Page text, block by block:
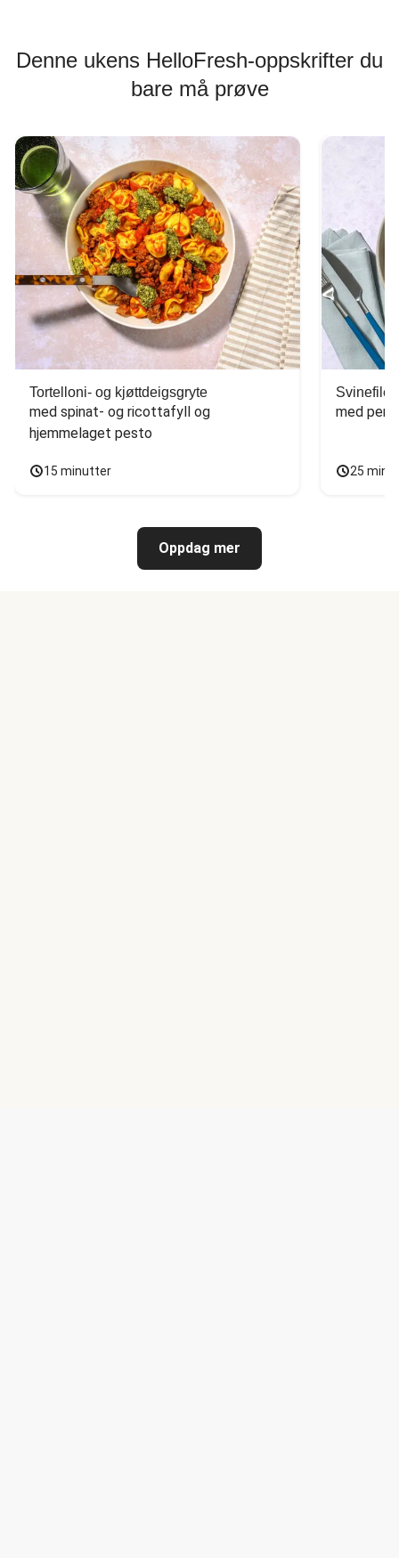
Denne ukens HelloFresh-oppskrifter du
bare må prøve
Tortelloni- og kjøttdeigsgryte
med spinat- og ricottafyll og
hjemmelaget pesto
15 minutter
Svinefilet
med
25
Oppdag mer